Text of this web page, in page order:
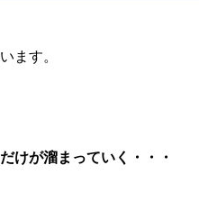
ます。
けが溜まっていく・・・